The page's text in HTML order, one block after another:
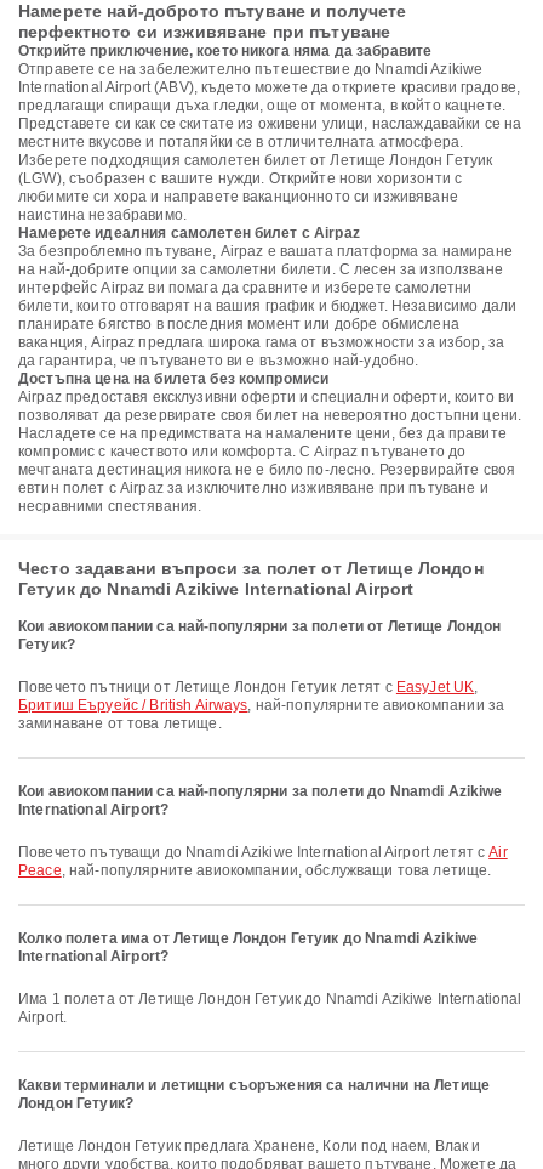
Намерете най-доброто пътуване и получете
перфектното си изживяване при пътуване
Открийте приключение, което никога няма да забравите
Отправете се на забележително пътешествие до Nnamdi Azikiwe
International Airport (ABV), където можете да откриете красиви градове,
предлагащи спиращи дъха гледки, още от момента, в който кацнете.
Представете си как се скитате из оживени улици, наслаждавайки се на
местните вкусове и потапяйки се в отличителната атмосфера.
Изберете подходящия самолетен билет от Летище Лондон Гетуик
(LGW), съобразен с вашите нужди. Открийте нови хоризонти с
любимите си хора и направете ваканционното си изживяване
наистина незабравимо.
Намерете идеалния самолетен билет с Airpaz
За безпроблемно пътуване, Airpaz е вашата платформа за намиране
на най-добрите опции за самолетни билети. С лесен за използване
интерфейс Airpaz ви помага да сравните и изберете самолетни
билети, които отговарят на вашия график и бюджет. Независимо дали
планирате бягство в последния момент или добре обмислена
ваканция, Airpaz предлага широка гама от възможности за избор, за
да гарантира, че пътуването ви е възможно най-удобно.
Достъпна цена на билета без компромиси
Airpaz предоставя ексклузивни оферти и специални оферти, които ви
позволяват да резервирате своя билет на невероятно достъпни цени.
Насладете се на предимствата на намалените цени, без да правите
компромис с качеството или комфорта. С Airpaz пътуването до
мечтаната дестинация никога не е било по-лесно. Резервирайте своя
евтин полет с Airpaz за изключително изживяване при пътуване и
несравними спестявания.
Често задавани въпроси за полет от Летище Лондон
Гетуик до Nnamdi Azikiwe International Airport
Кои авиокомпании са най-популярни за полети от Летище Лондон
Гетуик?
Повечето пътници от Летище Лондон Гетуик летят с EasyJet UK,
Бритиш Еъруейс / British Airways, най-популярните авиокомпании за
заминаване от това летище.
Кои авиокомпании са най-популярни за полети до Nnamdi Azikiwe
International Airport?
Повечето пътуващи до Nnamdi Azikiwe International Airport летят сAir
Peace, най-популярните авиокомпании, обслужващи това летище.
Колко полета има от Летище Лондон Гетуик до Nnamdi Azikiwe
International Airport?
Има 1 полета от Летище Лондон Гетуик до Nnamdi Azikiwe International
Airport.
Какви терминали и летищни съоръжения са налични на Летище
Лондон Гетуик?
Летище Лондон Гетуик предлага Хранене, Коли под наем, Влак и
много други удобства, които подобряват вашето пътуване. Можете да